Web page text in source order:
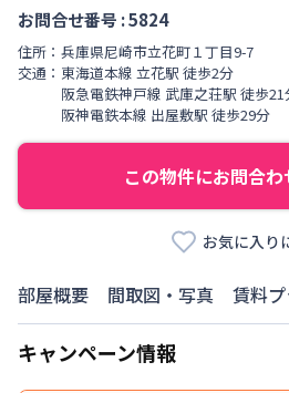
お問合せ番号 :5824
住所： 兵庫県尼崎市立花町 １丁目9-7
交通： 東海道本線 立花駅 徒歩2分
阪急電鉄神戸線 武庫之荘駅 徒歩21
阪神電鉄本線 出屋敷駅 徒歩29分
この物件にお問合わ
お気に入り
部屋概要 間取図・写真 賃料
キャンペーン情報